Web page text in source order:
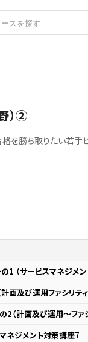
）②
を勝ち取りたい若手
ネジメント対策講座7